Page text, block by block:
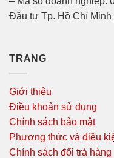
Đầu tư Tp. Hồ Chí Minh
TRANG
Giới thiệu
Điều khoản sử dụng
Chính sách bảo mật
Phương thức và điều
Chính sách đổi trả hàng